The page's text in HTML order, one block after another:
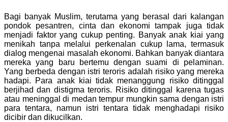
Bagi banyak Muslim, terutama yang berasal dari kalangan
pondok pesantren, cinta dan ekonomi tampak juga tidak
menjadi faktor yang cukup penting. Banyak anak kiai yang
menikah tanpa melalui perkenalan cukup lama, termasuk
dialog mengenai masalah ekonomi. Bahkan banyak diantara
mereka yang baru bertemu dengan suami di pelaminan.
Yang berbeda dengan istri teroris adalah risiko yang mereka
hadapi. Para anak kiai tidak menanggung risiko ditinggal
berjihad dan distigma teroris. Risiko ditinggal karena tugas
atau meninggal di medan tempur mungkin sama dengan istri
para tentara, namun istri tentara tidak menghadapi risiko
dicibir dan dikucilkan.